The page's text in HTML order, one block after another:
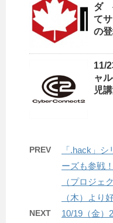
ダ
て
の
11/
ャ
児
PREV
「.hack」
ーズも参戦
（プロジェ
（木）より
NEXT
10/19（金）